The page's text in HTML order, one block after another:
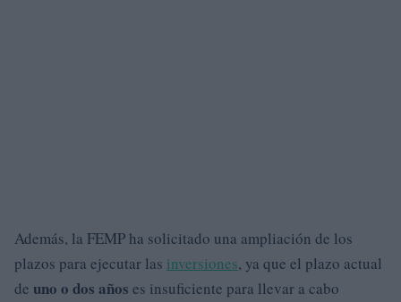
Además, la FEMP ha solicitado una ampliación de los
plazos para ejecutar las inversiones, ya que el plazo actual
de uno o dos años es insuficiente para llevar a cabo